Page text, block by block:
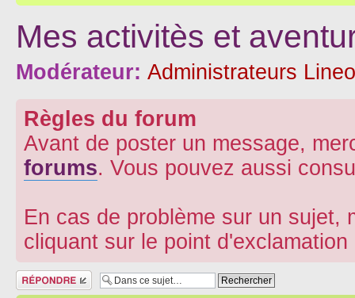
Mes activitès et
Modérateur: Administrateurs
Règles du forum
Avant de poster un message,
forums. Vous pouvez aussi
En cas de problème sur un sujet,
cliquant sur le point
Répondre